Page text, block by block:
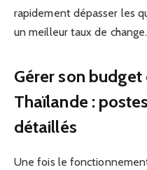
rapidement dépasser les
un meilleur taux de change.
Gérer son budget
Thaïlande :
détaillés
Une fois le